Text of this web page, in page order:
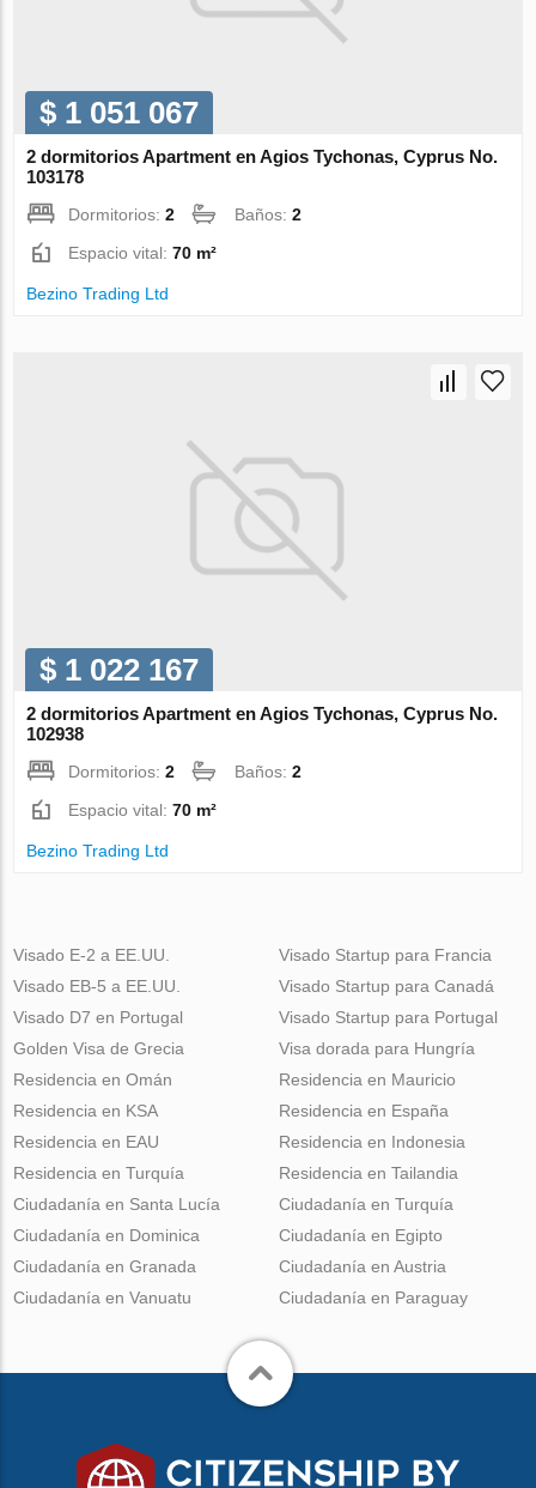
$ 1 051 067
2 dormitorios Apartment en Agios Tychonas, Cyprus No.
103178
Dormitorios:2 Baños:2
Espacio vital:70 m²
Bezino Trading Ltd
$ 1 022 167
2 dormitorios Apartment en Agios Tychonas, Cyprus No.
102938
Dormitorios:2 Baños:2
Espacio vital:70 m²
Bezino Trading Ltd
Visado E-2 a EE.UU.
Visado EB-5 a EE.UU.
Visado D7 en Portugal
Golden Visa de Grecia
Visado Startup para Francia
Visado Startup para Canadá
Visado Startup para Portugal
Visa dorada para Hungría
Residencia en Omán
Residencia en KSA
Residencia en EAU
Residencia en Turquía
Residencia en Mauricio
Residencia en España
Residencia en Indonesia
Residencia en Tailandia
Ciudadanía en Santa Lucía
Ciudadanía en Dominica
Ciudadanía en Granada
Ciudadanía en Vanuatu
Ciudadanía en Turquía
Ciudadanía en Egipto
Ciudadanía en Austria
Ciudadanía en Paraguay